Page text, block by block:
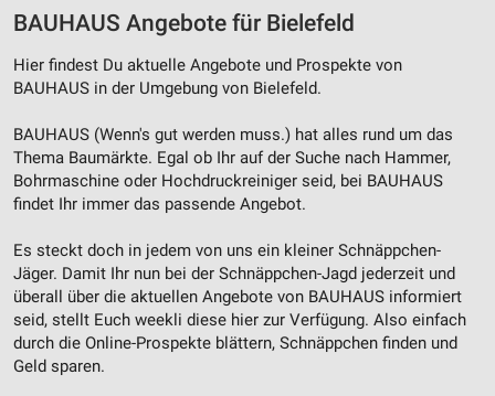
BAUHAUS Angebote für Bielefeld
Hier findest Du aktuelle Angebote und Prospekte von
BAUHAUS in der Umgebung von Bielefeld.
BAUHAUS (Wenn's gut werden muss.) hat alles rund um das
Thema Baumärkte. Egal ob Ihr auf der Suche nach Hammer,
Bohrmaschine oder Hochdruckreiniger seid, bei BAUHAUS
findet Ihr immer das passende Angebot.
Es steckt doch in jedem von uns ein kleiner Schnäppchen-
Jäger. Damit Ihr nun bei der Schnäppchen-Jagd jederzeit und
überall über die aktuellen Angebote von BAUHAUS informiert
seid, stellt Euch weekli diese hier zur Verfügung. Also einfach
durch die Online-Prospekte blättern, Schnäppchen finden und
Geld sparen.
Messung der Werbeleistung
Messung der Performance von Inhalten
Analyse von Zielgruppen durch Statistiken oder
Kombinationen von Daten aus verschiedenen
Quellen
Entwicklung und Verbesserung der Angebote
Verwendung reduzierter Daten zur Auswahl von
Inhalten
Verwendung genauer Standortdaten